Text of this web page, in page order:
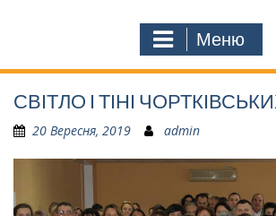
Меню
СВІТЛО І ТІНІ
20 Вересня, 2019 admin